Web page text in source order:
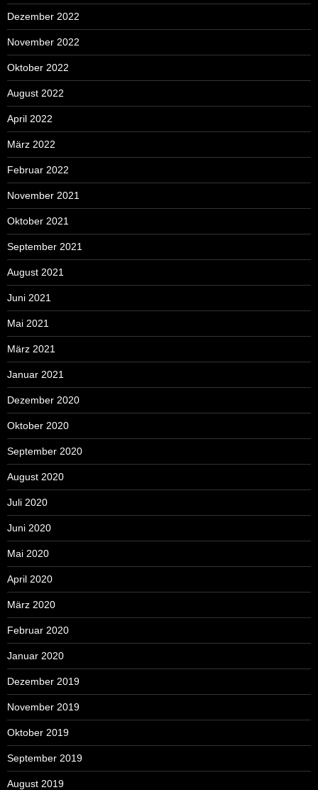
Dezember 2022
November 2022
Oktober 2022
August 2022
April 2022
März 2022
Februar 2022
November 2021
Oktober 2021
September 2021
August 2021
Juni 2021
Mai 2021
März 2021
Januar 2021
Dezember 2020
Oktober 2020
September 2020
August 2020
Juli 2020
Juni 2020
Mai 2020
April 2020
März 2020
Februar 2020
Januar 2020
Dezember 2019
November 2019
Oktober 2019
September 2019
August 2019